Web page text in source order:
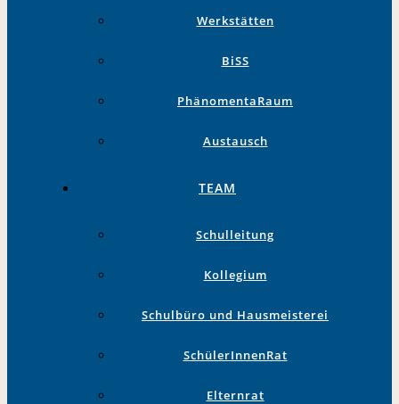
Werkstätten
BiSS
PhänomentaRaum
Austausch
TEAM
Schulleitung
Kollegium
Schulbüro und Hausmeisterei
SchülerInnenRat
Elternrat